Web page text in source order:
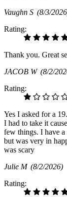
Vaughn S (8/3/
Rating:
Thank you. Great
JACOB W (8/2/
Rating:
Yes I asked for a
I had to take it
few things. I have a
but was very in
was scary
Julie M (8/2/2026)
Rating: